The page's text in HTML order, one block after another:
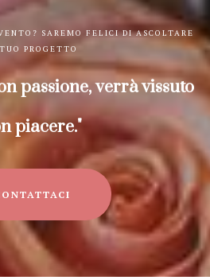
passione, verrà vissuto
piacere."
SAREMO FELICI DI ASCOLTARE
PROGETTO